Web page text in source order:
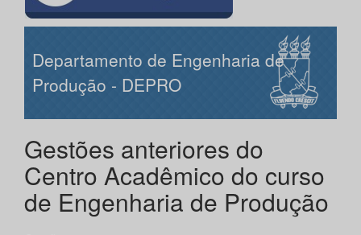
Departamento de Engenharia de
Produção - DEPRO
Gestões anteriores do
Centro Acadêmico do curso
de Engenharia de Produção